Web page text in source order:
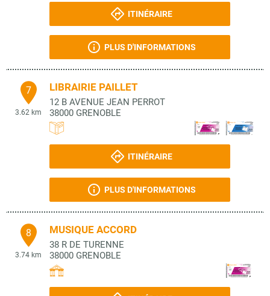
ITINÉRAIRE
PLUS D'INFORMATIONS
7
3.62 km
LIBRAIRIE PAILLET
12 B AVENUE JEAN PERROT
38000 GRENOBLE
ITINÉRAIRE
PLUS D'INFORMATIONS
8
3.74 km
MUSIQUE ACCORD
38 R DE TURENNE
38000 GRENOBLE